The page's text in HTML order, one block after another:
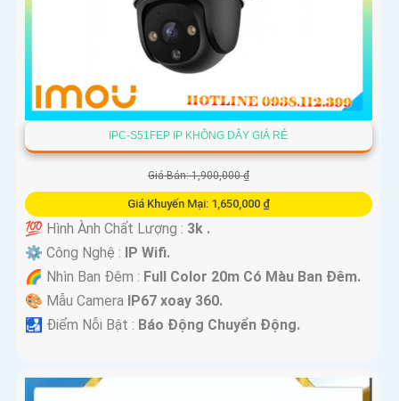
IPC-S51FEP IP KHÔNG DÂY GIÁ RẺ
Giá Bán: 1,900,000 ₫
Giá Khuyến Mại: 1,650,000 ₫
💯 Hình Ành Chất Lượng : 3k .
⚙ Công Nghệ :
IP Wifi.
🌈 Nhìn Ban Đêm : Full Color 20m Có Màu Ban Ðêm.
🎨 Mẫu Camera IP67 xoay 360.
️🛃 Điểm Nỗi Bật : Báo Động Chuyển Động.